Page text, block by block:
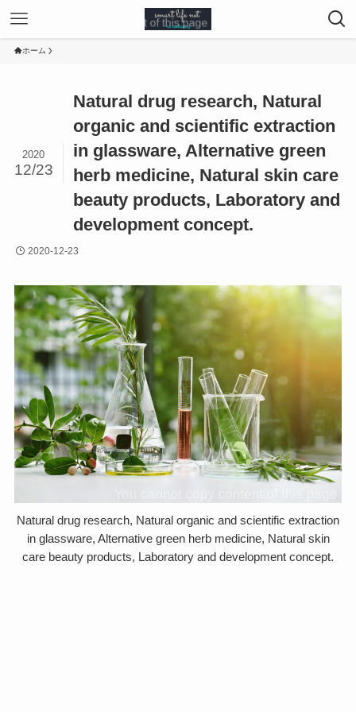
ホーム
Natural drug research, Natural
organic and scientific extraction
in glassware, Alternative green
herb medicine, Natural skin care
beauty products, Laboratory and
development concept.
2020
12/23
2020-12-23
Natural drug research, Natural organic and scientific extraction
in glassware, Alternative green herb medicine, Natural skin
care beauty products, Laboratory and development concept.